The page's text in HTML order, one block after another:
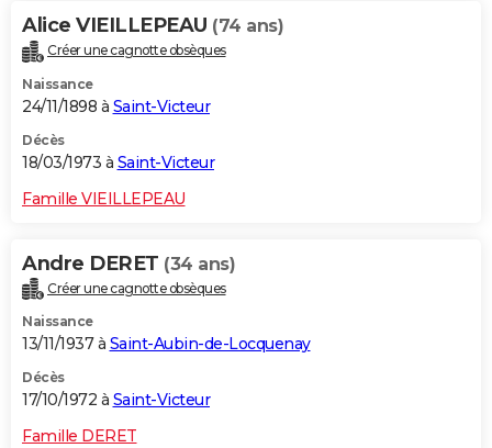
Alice VIEILLEPEAU (74 ans)
Créer une cagnotte obsèques
Naissance
24/11/1898 à Saint-Victeur
Décès
18/03/1973 à Saint-Victeur
Famille VIEILLEPEAU
Andre DERET (34 ans)
Créer une cagnotte obsèques
Naissance
13/11/1937 à Saint-Aubin-de-Locquenay
Décès
17/10/1972 à Saint-Victeur
Famille DERET